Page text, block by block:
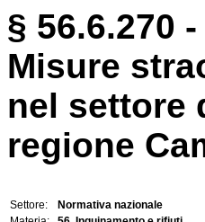
§ 56.6.270
Misure
nel settore
regione
Settore:
Normativa nazionale